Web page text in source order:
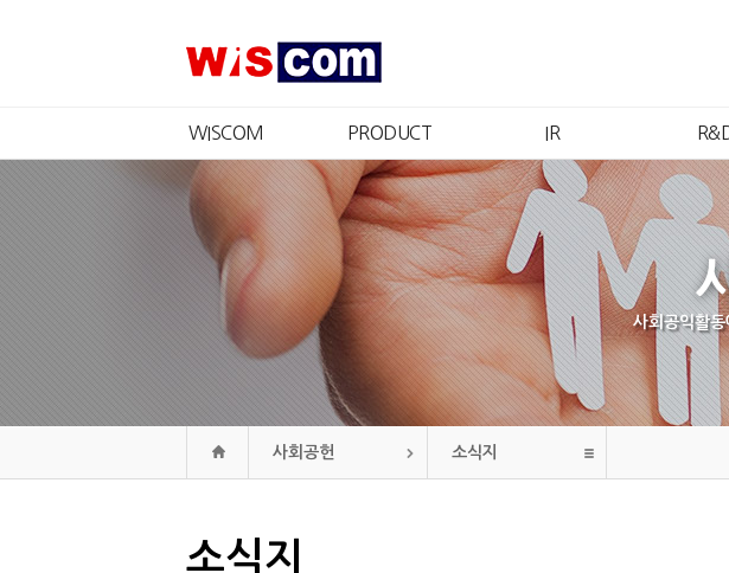
WISCOM
회사소개
CEO 인사
경영철학
CI
연혁
조직도
오시는길
PRODUCT
제품소개
인증현황
IR
IR개요
주가정보
재무정보
공시정보
공고
연구소
연구
품질
사회공익활
사회공헌 소식지
소식지